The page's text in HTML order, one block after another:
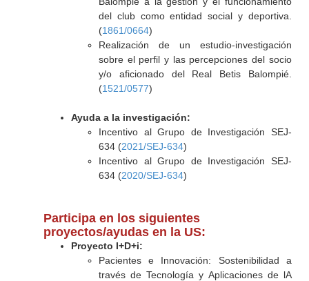
del club como entidad social y deportiva.
(1861/0664)
Realización de un estudio-investigación
sobre el perfil y las percepciones del socio
y/o aficionado del Real Betis Balompié.
(1521/0577)
Ayuda a la investigación:
Incentivo al Grupo de Investigación SEJ-
634 (2021/SEJ-634)
Incentivo al Grupo de Investigación SEJ-
634 (2020/SEJ-634)
Participa en los siguientes
proyectos/ayudas en la US:
Proyecto I+D+i:
Pacientes e Innovación: Sostenibilidad a
través de Tecnología y Aplicaciones de lA